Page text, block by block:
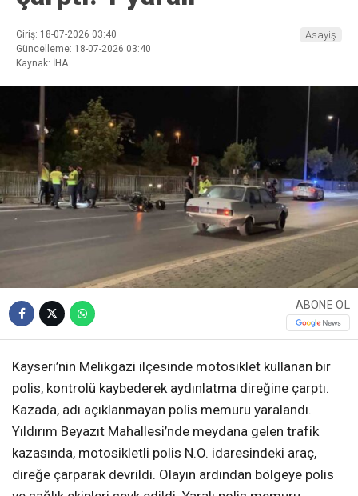
Giriş: 18-07-2026 03:40
Güncelleme: 18-07-2026 03:40
Kaynak: İHA
Asayiş
ABONE OL
Kayseri’nin Melikgazi ilçesinde motosiklet kullanan bir
polis, kontrolü kaybederek aydınlatma direğine çarptı.
Kazada, adı açıklanmayan polis memuru yaralandı.
Yıldırım Beyazıt Mahallesi’nde meydana gelen trafik
kazasında, motosikletli polis N.O. idaresindeki araç,
direğe çarparak devrildi. Olayın ardından bölgeye polis